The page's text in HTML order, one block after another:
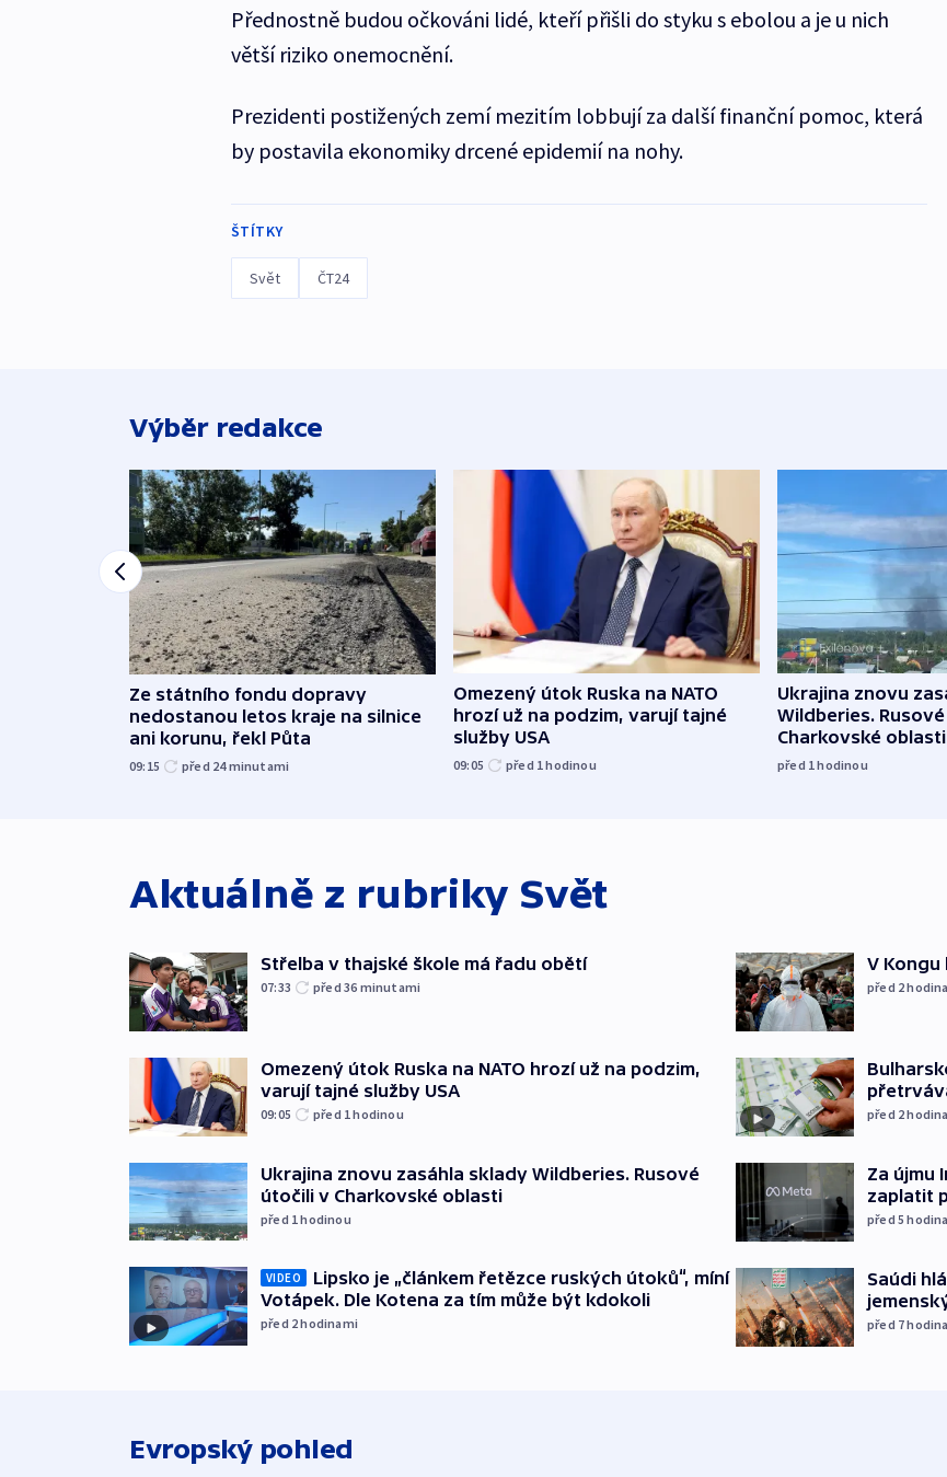
Přednostně budou očkováni lidé, kteří přišli do styku s ebolou a je u nich
větší riziko onemocnění.
Prezidenti postižených zemí mezitím lobbují za další finanční pomoc, která
by postavila ekonomiky drcené epidemií na nohy.
ŠTÍTKY
Svět ČT24
Výběr redakce
Ze státního fondu dopravy
nedostanou letos kraje na silnice
ani korunu, řekl Půta
09:15 před 24minutami
Omezený útok Ruska na NATO
hrozí už na podzim, varují tajné
služby USA
09:05 před 1hodinou
Ukrajina znovu
Wildberies.
Charkovské oblasti
před 1hodinou
Aktuálně z rubriky Svět
Střelba v thajské škole má řadu obětí
07:33 před 36 minutami
Omezený útok Ruska na NATO hrozí už na podzim,
varují tajné služby USA
09:05 před 1hodinou
Ukrajina znovu zasáhla sklady Wildberies. Rusové
útočili v Charkovské oblasti
před 1hodinou
VIDEO
Lipsko je „článkem řetězce ruských útoků“, míní
Votápek. Dle Kotena za tím může být kdokoli
před 2hodinami
V
před 2
před 2
Za újmu
zaplatit
před 5
Saúdi
před 7
Evropský pohled